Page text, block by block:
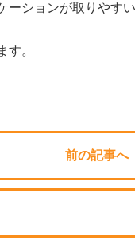
ションが取りやす
。
前の記事へ